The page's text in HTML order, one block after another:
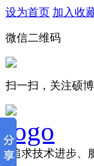
设为首页 加入收
微信二维码
扫一扫，关注硕
"追求技术进步、